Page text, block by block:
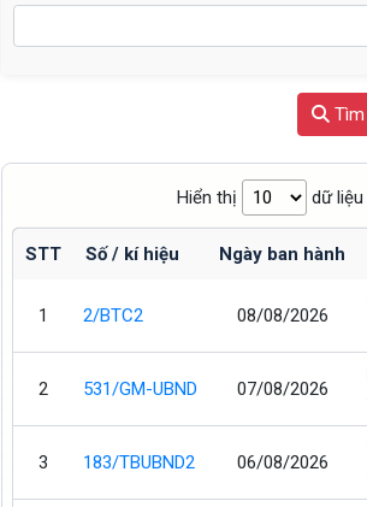
Hiển thị dữ liệu
STT Số / kí hiệu Ngày ban hành
1 2/BTC2 08/08/2026
2 531/GM-UBND 07/08/2026
3 183/TBUBND2 06/08/2026